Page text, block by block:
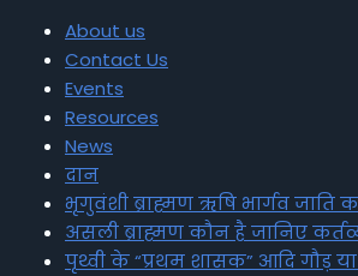
About us
Contact Us
Events
Resources
News
दान
भृगुवंशी ब्राह्मण ऋषि भार्गव जाति
असली ब्राह्मण कौन है जानिए
पृथ्वी के “प्रथम शासक” आदि गौड़ या